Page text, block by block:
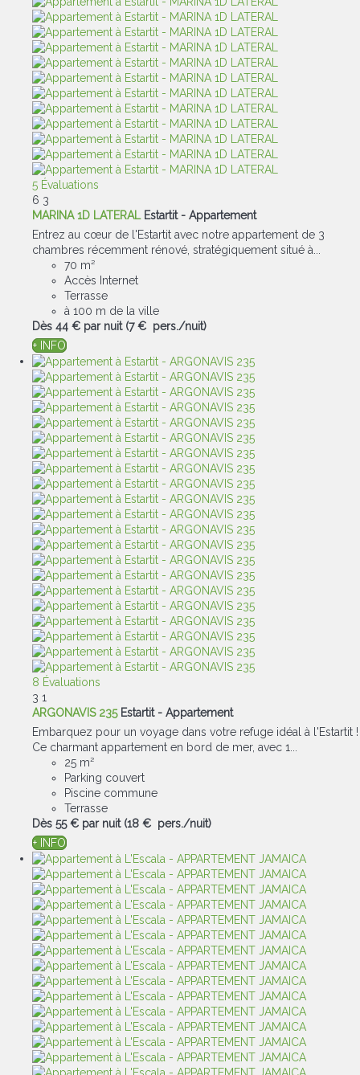
5 Évaluations
6 3
MARINA 1D LATERAL Estartit - Appartement
Entrez au cœur de l'Estartit avec notre appartement de 3
chambres récemment rénové, stratégiquement situé à...
70 m²
Accès Internet
Terrasse
à 100 m de la ville
Dès 44 € par nuit (7 € pers./nuit)
+ INFO
8 Évaluations
3 1
ARGONAVIS 235 Estartit - Appartement
Embarquez pour un voyage dans votre refuge idéal à l'Estartit !
Ce charmant appartement en bord de mer, avec 1...
25 m²
Parking couvert
Piscine commune
Terrasse
Dès 55 € par nuit (18 € pers./nuit)
+ INFO